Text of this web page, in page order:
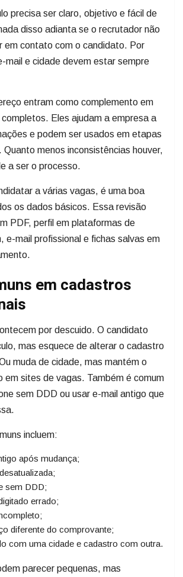
precisa ser claro, objetivo e fácil de
disso adianta se o recrutador não
em contato com o candidato. Por
mail e cidade devem estar sempre
entram como complemento em
Eles ajudam a empresa a
e podem ser usados em etapas
menos inconsistências houver,
a ser o processo.
a várias vagas, é uma boa
os dados básicos. Essa revisão
PDF, perfil em plataformas de
e-mail profissional e fichas salvas em
em cadastros
por descuido. O candidato
mas esquece de alterar o cadastro
muda de cidade, mas mantém o
em sites de vagas. Também é comum
sem DDD ou usar e-mail antigo que
incluem:
após mudança;
sem DDD;
errado;
diferente do comprovante;
com uma cidade e cadastro com outra.
parecer pequenas, mas